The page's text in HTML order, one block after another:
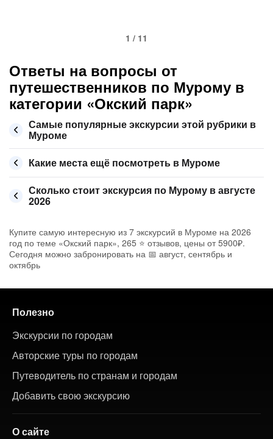
1 / 11
Ответы на вопросы от
путешественников по Мурому в
категории «Окский парк»
Самые популярные экскурсии этой рубрики в
Муроме
Какие места ещё посмотреть в Муроме
Сколько стоит экскурсия по Мурому в августе
2026
Купите самую интересную из 7 экскурсий в Муроме на 2026
год по теме «Окский парк», 265 ⭐ отзывов, цены от 5900₽.
Сегодня можно забронировать на 📅 август, сентябрь и
октябрь
Полезно
Экскурсии по городам
Авторские туры по городам
Путеводитель по странам и городам
Добавить свою экскурсию
О сайте